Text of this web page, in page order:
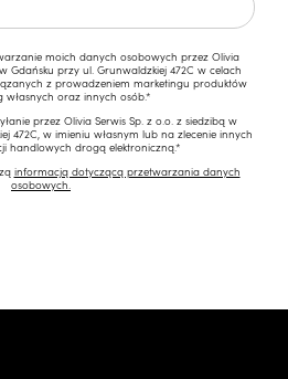
moich danych osobowych przez Olivia
Gdańsku przy ul. Grunwaldzkiej 472C w celach
z prowadzeniem marketingu produktów
własnych oraz innych osób.*
przez Olivia Serwis Sp. z o.o. z siedzibą w
472C, w imieniu własnym lub na zlecenie innych
handlowych drogą elektroniczną.*
informacją dotyczącą przetwarzania danych
osobowych.